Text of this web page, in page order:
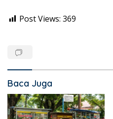
Post Views: 369
Baca Juga